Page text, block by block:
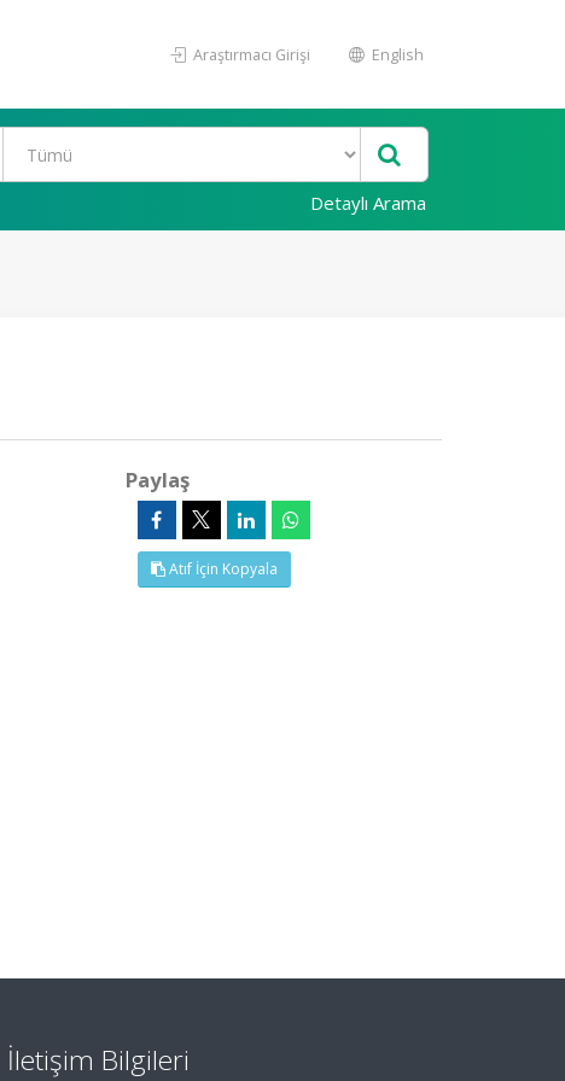
Araştırmacı Girişi English
Detaylı Arama
Paylaş
Atıf İçin Kopyala
İletişim Bilgileri